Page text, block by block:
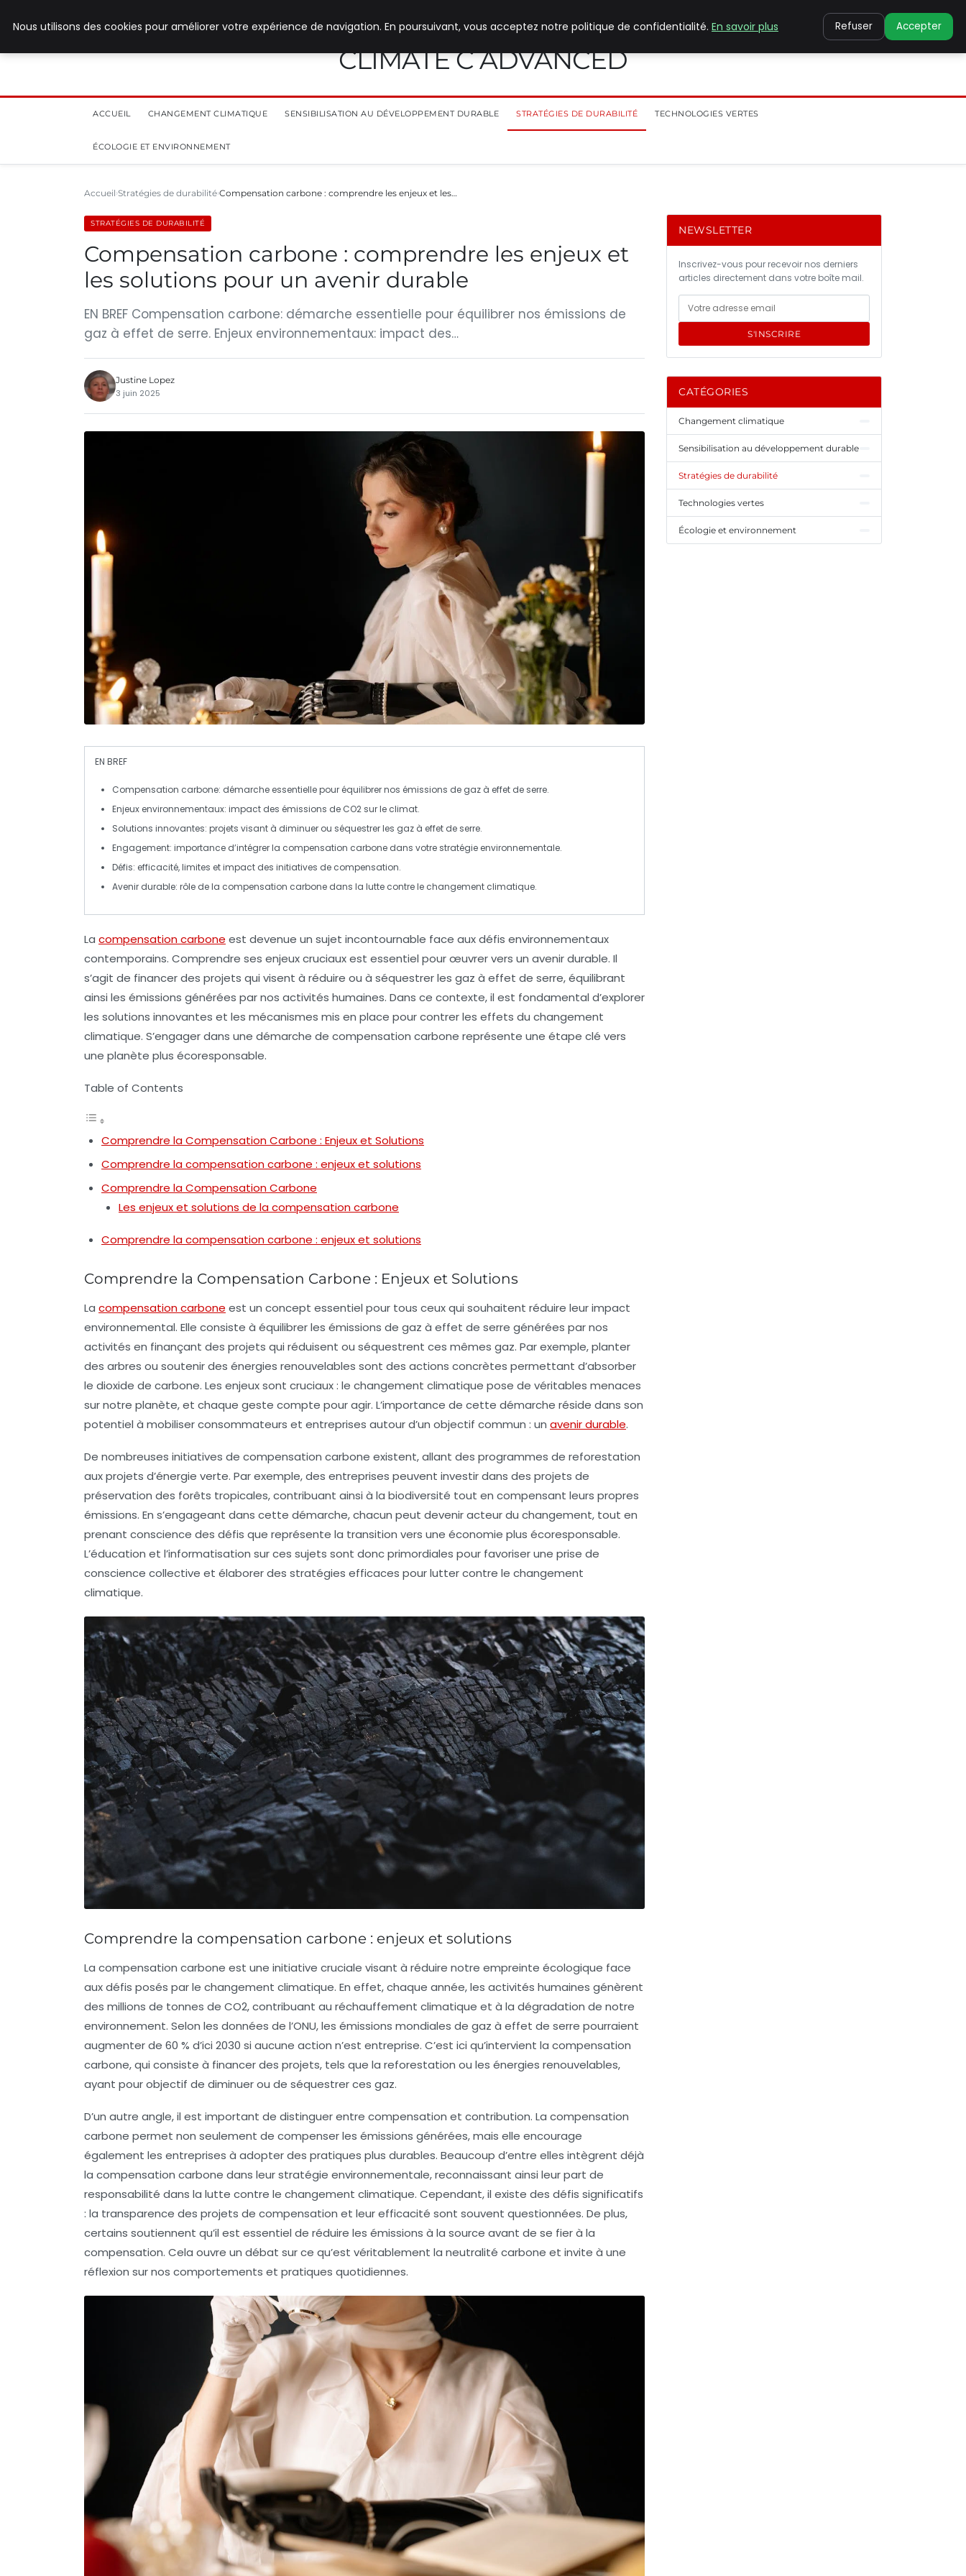
CLIMATE C ADVANCED
ACCUEIL CHANGEMENT CLIMATIQUE SENSIBILISATION AU DÉVELOPPEMENT DURABLE STRATÉGIES DE DURABILITÉ TECHNOLOGIES VERTES
ÉCOLOGIE ET ENVIRONNEMENT
Accueil Stratégies de durabilité Compensation carbone : comprendre les enjeux et les…
STRATÉGIES DE DURABILITÉ
Compensation carbone : comprendre les enjeux et
les solutions pour un avenir durable
EN BREF Compensation carbone: démarche essentielle pour équilibrer nos émissions de
gaz à effet de serre. Enjeux environnementaux: impact des…
Justine Lopez
3 juin 2025
EN BREF
Compensation carbone: démarche essentielle pour équilibrer nos émissions de gaz à effet de serre.
Enjeux environnementaux: impact des émissions de CO2 sur le climat.
Solutions innovantes: projets visant à diminuer ou séquestrer les gaz à effet de serre.
Engagement: importance d’intégrer la compensation carbone dans votre stratégie environnementale.
Défis: efficacité, limites et impact des initiatives de compensation.
Avenir durable: rôle de la compensation carbone dans la lutte contre le changement climatique.
La compensation carbone est devenue un sujet incontournable face aux défis environnementaux
contemporains. Comprendre ses enjeuxcruciaux est essentiel pour œuvrer vers un avenir durable. Il
s’agit de financer des projets qui visent à réduire ou à séquestrer les gaz à effet de serre, équilibrant
ainsi les émissions générées par nos activités humaines. Dans ce contexte, il est fondamental d’explorer
les solutions innovantes et les mécanismes mis en place pour contrer les effets du changement
climatique. S’engager dans une démarche de compensation carbone représente une étape clé vers
une planète plus écoresponsable.
Table of Contents
Comprendre la Compensation Carbone : Enjeux et Solutions
Comprendre la compensation carbone : enjeux et solutions
Comprendre la Compensation Carbone
Les enjeux et solutions de la compensation carbone
Comprendre la compensation carbone : enjeux et solutions
Comprendre la Compensation Carbone : Enjeux et Solutions
La compensation carbone est un concept essentiel pour tous ceux qui souhaitent réduire leur impact
environnemental. Elle consiste à équilibrer les émissions de gaz à effet de serre générées par nos
activités en finançant des projets qui réduisent ou séquestrent ces mêmes gaz. Par exemple, planter
des arbres ou soutenir des énergies renouvelables sont des actions concrètes permettant d’absorber
le dioxide de carbone. Les enjeux sont cruciaux : le changement climatique pose de véritables menaces
sur notre planète, et chaque geste compte pour agir. L’importance de cette démarche réside dans son
potentiel à mobiliser consommateurs et entreprises autour d’un objectif commun : un avenir durable.
De nombreuses initiatives de compensation carbone existent, allant des programmes de reforestation
aux projets d’énergie verte. Par exemple, des entreprises peuvent investir dans des projets de
préservation des forêts tropicales, contribuant ainsi à la biodiversité tout en compensant leurs propres
émissions. En s’engageant dans cette démarche, chacun peut devenir acteur du changement, tout en
prenant conscience des défis que représente la transition vers une économie plus écoresponsable.
L’éducation et l’informatisation sur ces sujets sont donc primordiales pour favoriser une prise de
conscience collective et élaborer des stratégies efficaces pour lutter contre le changement
climatique.
Comprendre la compensation carbone : enjeux et solutions
La compensation carbone est une initiative cruciale visant à réduire notre empreinte écologique face
aux défis posés parle changement climatique. En effet, chaque année, les activités humaines génèrent
des millions de tonnes de CO2, contribuant au réchauffement climatique et à la dégradation de notre
environnement. Selon les données de l’ONU, les émissions mondiales de gaz à effet de serre pourraient
augmenter de 60 % d’ici 2030 si aucune action n’est entreprise. C’est ici qu’intervient la compensation
carbone, qui consiste à financer des projets, tels que la reforestation ou les énergies renouvelables,
ayant pour objectif de diminuerou de séquestrerces gaz.
D’un autre angle, il est important de distinguer entre compensation et contribution. La compensation
carbone permet non seulement de compenser les émissions générées, mais elle encourage
également les entreprises à adopter des pratiques plus durables. Beaucoup d’entre elles intègrent déjà
la compensation carbone dans leurstratégie environnementale, reconnaissant ainsi leur part de
responsabilité dans la lutte contre le changement climatique. Cependant, il existe des défis significatifs
: la transparence des projets de compensation et leurefficacité sont souvent questionnées. De plus,
certains soutiennent qu’il est essentiel de réduire les émissions à la source avant de se fier à la
compensation. Cela ouvre un débat sur ce qu’est véritablement la neutralité carbone et invite à une
réflexion sur nos comportements et pratiques quotidiennes.
NEWSLETTER
Inscrivez-vous pour recevoir nos derniers
articles directement dans votre boîte mail.
S'INSCRIRE
CATÉGORIES
Changement climatique
Sensibilisation au développement durable
Stratégies de durabilité
Technologies vertes
Écologie et environnement
Nous utilisons des cookies pour améliorer votre expérience de navigation. En poursuivant, vous acceptez notre politique de confidentialité. En savoir plus Refuser Accepter